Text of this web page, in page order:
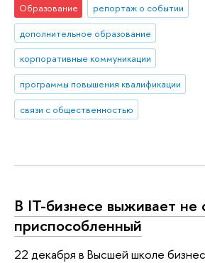
Образование
репортаж о событии
дополнительное образование
корпоративные коммуникации
программы повышения квалификации
связи с общественностью
В IT-бизнесе выживает не
приспособленный
22 декабря в Высшей школе